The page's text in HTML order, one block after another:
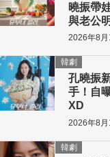
曉振帶
與老公
2026年8
孔曉振
手！自
XD
韓劇
2026年8
韓劇